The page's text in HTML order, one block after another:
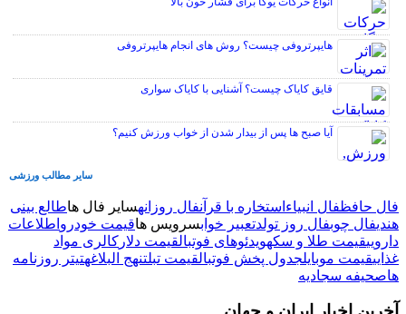
هایپرتروفی چیست؟ روش های انجام هایپرتروفی
قایق کایاک چیست؟ آشنایی با کایاک سواری
آیا صبح ها پس از بیدار شدن از خواب ورزش کنیم؟
سایر مطالب ورزشی
حافظفال انبیاءاستخاره با قرآن فال روزانه سایر فال هاطالع بینی
فال چوبفال روز تولدتعبیر خوابسرویس هاقیمت خودرو اطلاعات
قیمت طلا و سکهویدئوهای فوتبالقیمت دلارکالری مواد
قیمت موبایلجدول پخش فوتبالقیمت تبلتنهج البلاغهتیتر روزنامه
صحیفه سجادیه